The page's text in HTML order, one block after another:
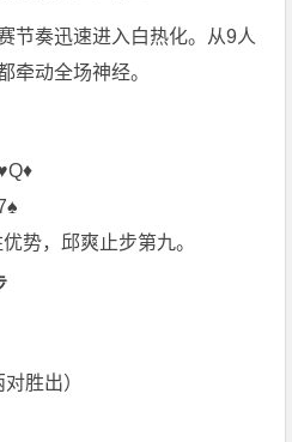
节奏迅速进入白热化。从9人
牵动全场神经。
势，邱爽止步第九。
胜出）